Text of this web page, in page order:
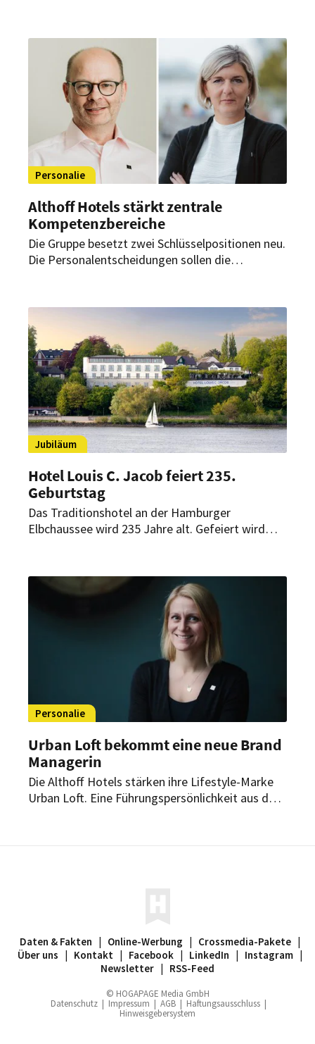
Personalie
Althoff Hotels stärkt zentrale
Kompetenzbereiche
Die Gruppe besetzt zwei Schlüsselpositionen neu.
Die Personalentscheidungen sollen die
Unternehmensprozesse unterstützen.
Jubiläum
Hotel Louis C. Jacob feiert 235.
Geburtstag
Das Traditionshotel an der Hamburger
Elbchaussee wird 235 Jahre alt. Gefeiert wird
Einblicken in die Geschichte des Hauses.
Personalie
Urban Loft bekommt eine neue Brand
Managerin
Die Althoff Hotels stärken ihre Lifestyle-Marke
Urban Loft. Eine Führungspersönlichkeit aus den
Daten & Fakten | Online-Werbung | Crossmedia-Pakete |
Über uns | Kontakt | Facebook | LinkedIn | Instagram |
Newsletter | RSS-Feed
© HOGAPAGE Media GmbH
Datenschutz | Impressum | AGB | Haftungsausschluss |
Hinweisgebersystem